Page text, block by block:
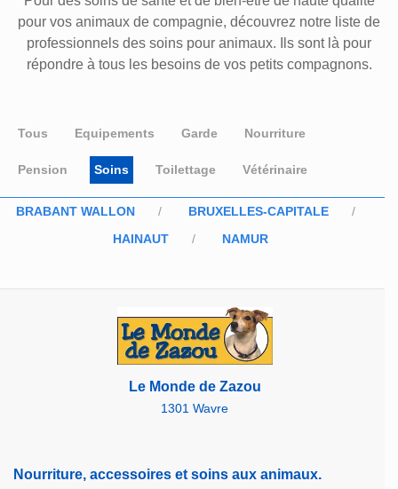
pour vos animaux de compagnie, découvrez notre liste de
professionnels des soins pour animaux. Ils sont là pour
répondre à tous les besoins de vos petits compagnons.
Tous Equipements Garde Nourriture
Pension Soins Toilettage Vétérinaire
BRABANT WALLON
BRUXELLES-CAPITALE
HAINAUT
NAMUR
Le Monde de Zazou
1301 Wavre
Nourriture, accessoires et soins aux animaux.